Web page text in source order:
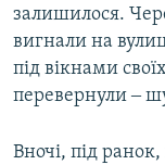
залишилося.
вигнали на
під вікнами
перевернули ‒
Вночі, під